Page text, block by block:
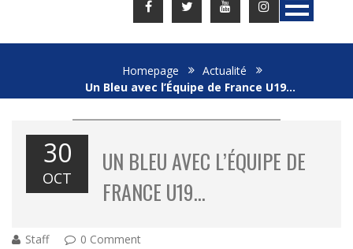
Homepage
Actualité
Un Bleu avec l’Équipe de France U19…
30
OCT
UN BLEU AVEC L’ÉQUIPE DE
FRANCE U19…
Staff
0 Comment